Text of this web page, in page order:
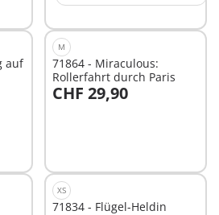
auf
M
71864 - Miraculous:
Rollerfahrt durch Paris
CHF 29,90
In den Warenkorb
XS
71834 - Flügel-Heldin